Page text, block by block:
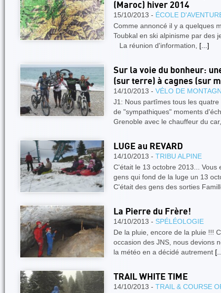
(Maroc) hiver 2014
15/10/2013 - ÉCOLE
Comme annoncé il y a quelques
Toubkal en ski alpinisme par
La réunion d'information, [...]
Sur la voie du bonheur:
(sur terre) à cagnes (sur
14/10/2013 - VÉLO DE
J1: Nous partîmes tous les
de "sympathiques" moments
Grenoble avec le chauffeur du
LUGE au REVARD
14/10/2013 - TRIBU ALPINE
C'était le 13 octobre 2013... Vous
gens qui fond de la luge un 13
C'était des gens des sorties
La Pierre du Frère!
14/10/2013 - SPÉLÉOLOGIE
De la pluie, encore de la pluie !!!
occasion des JNS, nous devions
la météo en a décidé autrement
TRAIL WHITE TIME
14/10/2013 - TRAIL & COURSE